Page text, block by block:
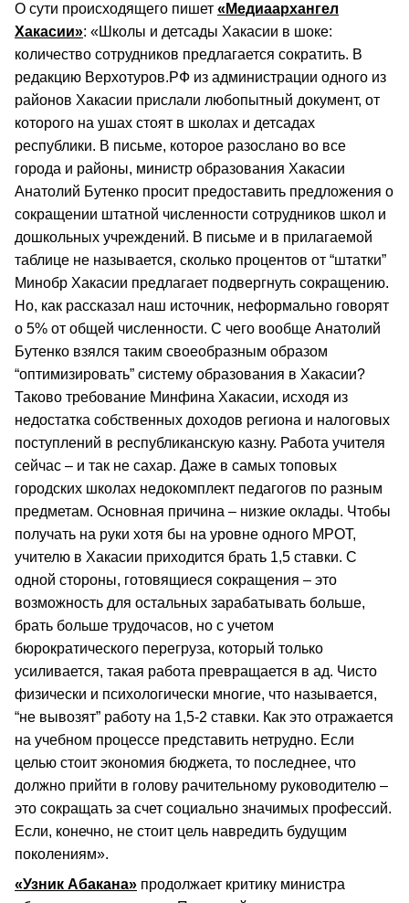
О сути происходящего пишет «Медиаархангел
Хакасии»: «Школы и детсады Хакасии в шоке:
количество сотрудников предлагается сократить. В
редакцию Верхотуров.РФ из администрации одного из
районов Хакасии прислали любопытный документ, от
которого на ушах стоят в школах и детсадах
республики. В письме, которое разослано во все
города и районы, министр образования Хакасии
Анатолий Бутенко просит предоставить предложения о
сокращении штатной численности сотрудников школ и
дошкольных учреждений. В письме и в прилагаемой
таблице не называется, сколько процентов от “штатки”
Минобр Хакасии предлагает подвергнуть сокращению.
Но, как рассказал наш источник, неформально говорят
о 5% от общей численности. С чего вообще Анатолий
Бутенко взялся таким своеобразным образом
“оптимизировать” систему образования в Хакасии?
Таково требование Минфина Хакасии, исходя из
недостатка собственных доходов региона и налоговых
поступлений в республиканскую казну. Работа учителя
сейчас – и так не сахар. Даже в самых топовых
городских школах недокомплект педагогов по разным
предметам. Основная причина – низкие оклады. Чтобы
получать на руки хотя бы на уровне одного МРОТ,
учителю в Хакасии приходится брать 1,5 ставки. С
одной стороны, готовящиеся сокращения – это
возможность для остальных зарабатывать больше,
брать больше трудочасов, но с учетом
бюрократического перегруза, который только
усиливается, такая работа превращается в ад. Чисто
физически и психологически многие, что называется,
“не вывозят” работу на 1,5-2 ставки. Как это отражается
на учебном процессе представить нетрудно. Если
целью стоит экономия бюджета, то последнее, что
должно прийти в голову рачительному руководителю –
это сокращать за счет социально значимых профессий.
Если, конечно, не стоит цель навредить будущим
поколениям».
«Узник Абакана» продолжает критику министра